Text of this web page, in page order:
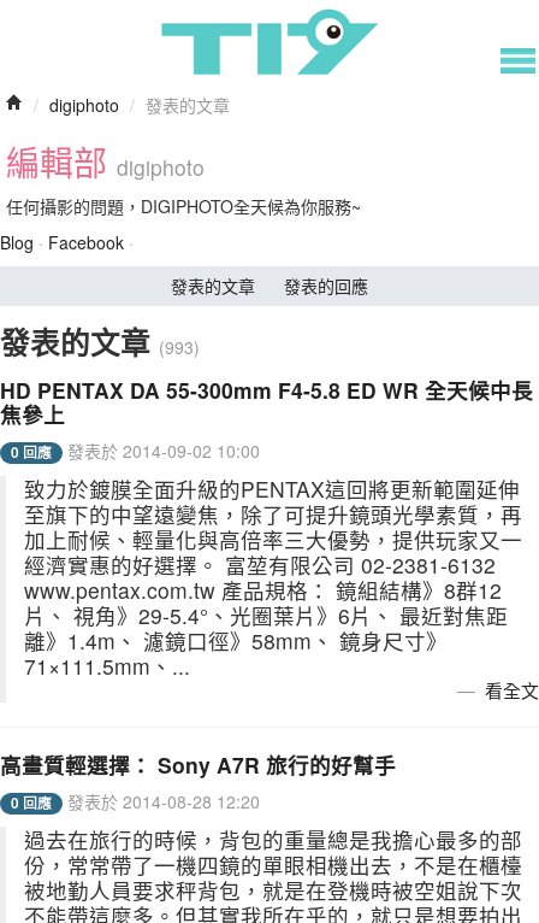
/ digiphoto / 發表的文章
編輯部 digiphoto
任何攝影的問題，DIGIPHOTO全天候為你服務~
Blog · Facebook ·
發表的文章
發表的回應
發表的文章 (993)
HD PENTAX DA 55-300mm F4-5.8 ED WR 全天候中長
焦參上
0 回應 發表於 2014-09-02 10:00
致力於鍍膜全面升級的PENTAX這回將更新範圍延伸
至旗下的中望遠變焦，除了可提升鏡頭光學素質，再
加上耐候、輕量化與高倍率三大優勢，提供玩家又一
經濟實惠的好選擇。 富堃有限公司 02-2381-6132
www.pentax.com.tw 產品規格： 鏡組結構》8群12
片、 視角》29-5.4°、光圈葉片》6片、 最近對焦距
離》1.4m、 濾鏡口徑》58mm、 鏡身尺寸》
71×111.5mm、...
看全文
高畫質輕選擇： Sony A7R 旅行的好幫手
0 回應 發表於 2014-08-28 12:20
過去在旅行的時候，背包的重量總是我擔心最多的部
份，常常帶了一機四鏡的單眼相機出去，不是在櫃檯
被地勤人員要求秤背包，就是在登機時被空姐說下次
不能帶這麼多。但其實我所在乎的，就只是想要拍出